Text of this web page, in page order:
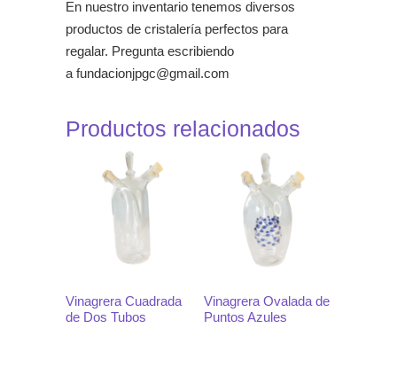
En nuestro inventario tenemos diversos
productos de cristalería perfectos para
regalar. Pregunta escribiendo
a fundacionjpgc@gmail.com
Productos relacionados
Vinagrera Cuadrada
de Dos Tubos
Vinagrera Ovalada de
Puntos Azules